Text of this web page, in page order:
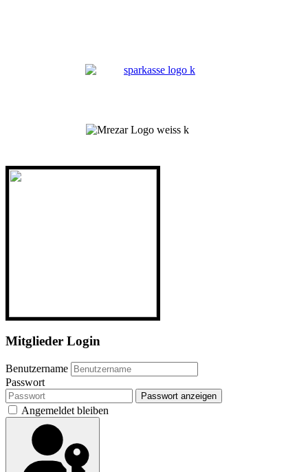
Mitglieder Login
Benutzername
Passwort
Passwort anzeigen
Angemeldet bleiben